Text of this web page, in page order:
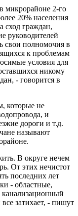
микрорайоне 2-го
20% населения
сход граждан,
руководителей
свои полномочия в
к проблемам
условия для
никому
- говорится в
которые не
и
дороги и т.д.
называют
В округе нечем
От этих нечистот
последних лет
- областные,
канализационный
затихает, - пишут